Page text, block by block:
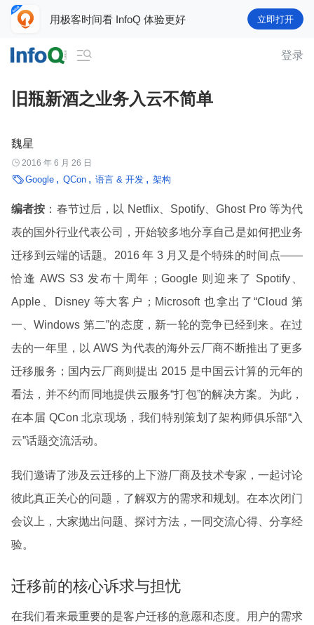
用极客时间看 InfoQ 体验更好 立即打开
 登录
旧瓶新酒之业务入云不简单
魏星
 2016 年 6 月 26 日
Google QCon 语言 & 开发 架构
编者按 ：春节过后，以 Netflix、Spotify、Ghost Pro 等为代
表的国外行业代表公司，开始较多地分享自己是如何把业务
迁移到云端的话题。2016 年 3 月又是个特殊的时间点——
恰逢 AWS S3 发布十周年；Google 则迎来了 Spotify、
Apple、Disney 等大客户；Microsoft 也拿出了“Cloud 第
一、Windows 第二”的态度，新一轮的竞争已经到来。在过
去的一年里，以 AWS 为代表的海外云厂商不断推出了更多
迁移服务；国内云厂商则提出 2015 是中国云计算的元年的
看法，并不约而同地提供云服务“打包”的解决方案。为此，
在本届 QCon 北京现场，我们特别策划了架构师俱乐部“入
云”话题交流活动。
我们邀请了涉及云迁移的上下游厂商及技术专家，一起讨论
彼此真正关心的问题，了解双方的需求和规划。在本次闭门
会议上，大家抛出问题、探讨方法，一同交流心得、分享经
验。
迁移前的核心诉求与担忧
在我们看来最重要的是客户迁移的意愿和态度。用户的需求